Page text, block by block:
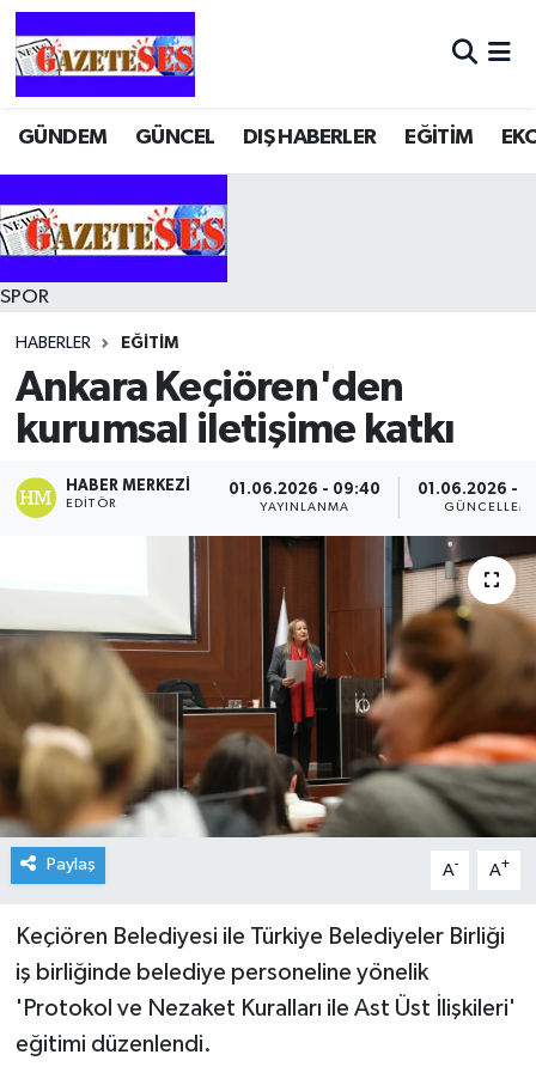
GÜNDEM GÜNCEL DIŞ HABERLER EĞİTİM
SPOR
HABERLER EĞİTİM
Ankara Keçiören'den
kurumsal iletişime katkı
HABER MERKEZI
EDITÖR
01.06.2026 - 09:40
YAYINLANMA
01.06.2026 -
Paylaş A- A+
Keçiören Belediyesi ile Türkiye Belediyeler Birliği
iş birliğinde belediye personeline yönelik
'Protokol ve Nezaket Kuralları ile Ast Üst İlişkileri'
eğitimi düzenlendi.